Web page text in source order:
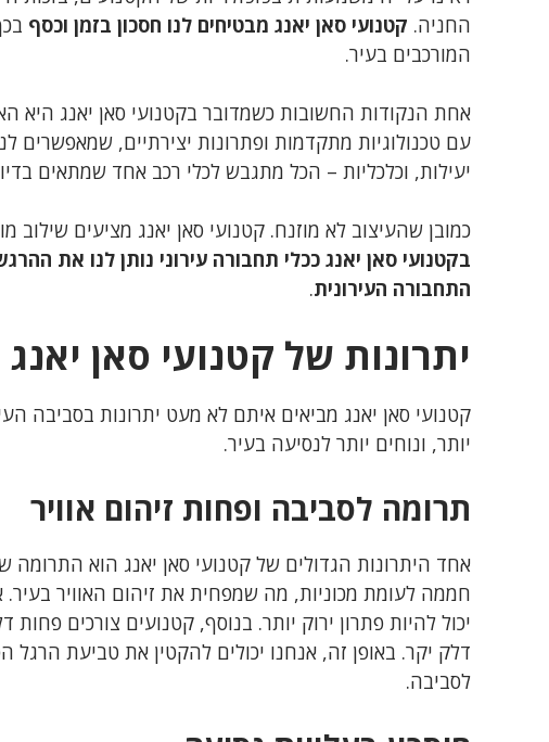
החניה. קטנועי סאן יאנג מבטיחים לנו חסכון בזמן וכסף
המורכבים בעיר.
אחת הנקודות החשובות כשמדובר בקטנועי סאן יאנג היא
עם טכנולוגיות מתקדמות ופתרונות יצירתיים, שמאפשרים
יעילות, וכלכליות – הכל מתגבש לכלי רכב אחד שמתאים
כמובן שהעיצוב לא מוזנח. קטנועי סאן יאנג מציעים שילוב
בקטנועי סאן יאנג ככלי תחבורה עירוני נותן לנו את
התחבורה העירונית.
יתרונות של קטנועי סאן
קטנועי סאן יאנג מביאים איתם לא מעט יתרונות בסביבה
יותר, ונוחים יותר לנסיעה בעיר.
תרומה לסביבה ופחות זיהום אוויר
אחד היתרונות הגדולים של קטנועי סאן יאנג הוא התרומה
חממה לעומת מכוניות, מה שמפחית את זיהום האוויר
יכול להיות פתרון ירוק יותר. בנוסף, קטנועים צורכים
דלק יקר. באופן זה, אנחנו יכולים להקטין את טביעת הרגל
לסביבה.